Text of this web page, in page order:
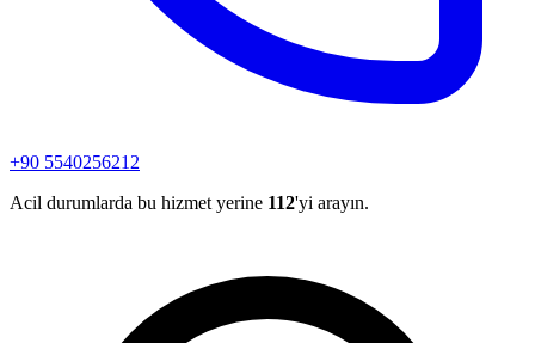
+90 5540256212
Acil durumlarda bu hizmet yerine 112'yi arayın.